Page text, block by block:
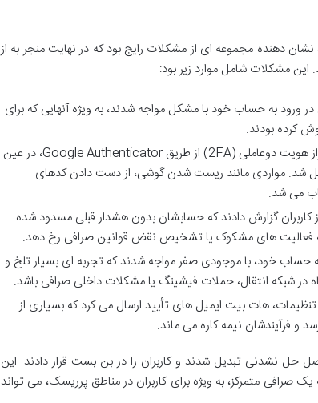
دهنده مجموعه ای از مشکلات رایج بود که در نهایت منجر به از
مشکلات شامل موارد زیر بود:
در ورود به حساب خود با مشکل مواجه شدند، به ویژه آنهایی که برای
کرده بودند.
فعال سازی احراز هویت دوعاملی (2FA) از طریق Google Authenticator، در عین
شد. مواردی مانند ریست شدن گوشی، از دست دادن کدهای
می شد.
کاربران گزارش دادند که حسابشان بدون هشدار قبلی مسدود شده
فعالیت های مشکوک یا تشخیص نقض قوانین صرافی رخ دهد.
حساب خود، با موجودی صفر مواجه شدند که تجربه ای بسیار تلخ و
در شبکه انتقال، حملات فیشینگ یا مشکلات داخلی صرافی باشد.
تنظیمات، هات بیت ایمیل های تأیید ارسال می کرد که بسیاری از
و فرآیندشان نیمه کاره می ماند.
نشدنی تبدیل شدند و کاربران را در بن بست قرار دادند. این
متمرکز، به ویژه برای کاربران در مناطق پرریسک، می تواند